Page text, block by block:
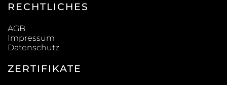
RECHTLICHES
AGB
Impressum
Datenschutz
ZERTIFIKATE